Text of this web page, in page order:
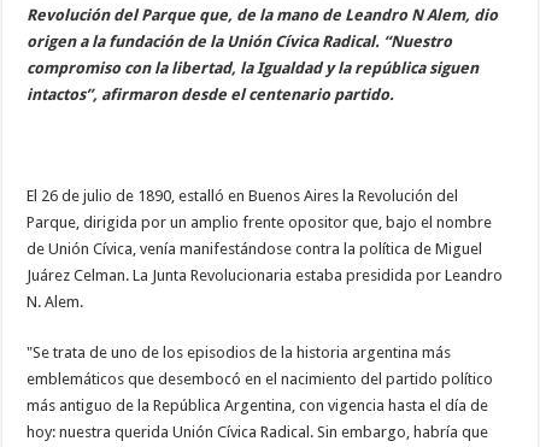
Revolución del Parque que, de la mano de Leandro N Alem, dio
origen a la fundación de la Unión Cívica Radical. “Nuestro
compromiso con la libertad, la Igualdad y la república siguen
intactos”, afirmaron desde el centenario partido.
El 26 de julio de 1890, estalló en Buenos Aires la Revolución del
Parque, dirigida por un amplio frente opositor que, bajo el nombre
de Unión Cívica, venía manifestándose contra la política de Miguel
Juárez Celman. La Junta Revolucionaria estaba presidida por Leandro
N. Alem.
"Se trata de uno de los episodios de la historia argentina más
emblemáticos que desembocó en el nacimiento del partido político
más antiguo de la República Argentina, con vigencia hasta el día de
hoy: nuestra querida Unión Cívica Radical. Sin embargo, habría que